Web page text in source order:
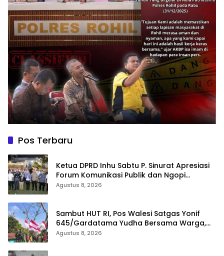
Pos Terbaru
Ketua DPRD Inhu Sabtu P. Sinurat Apresiasi
Forum Komunikasi Publik dan Ngopi
Bersama Kejari Inhu
Agustus 8, 2026
Sambut HUT RI, Pos Walesi Satgas Yonif
645/Gardatama Yudha Bersama Warga,
Kibarkan Merah Putih di Bukit Walesi
Agustus 8, 2026